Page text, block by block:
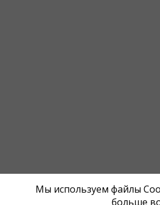
Мы используем файлы
больше